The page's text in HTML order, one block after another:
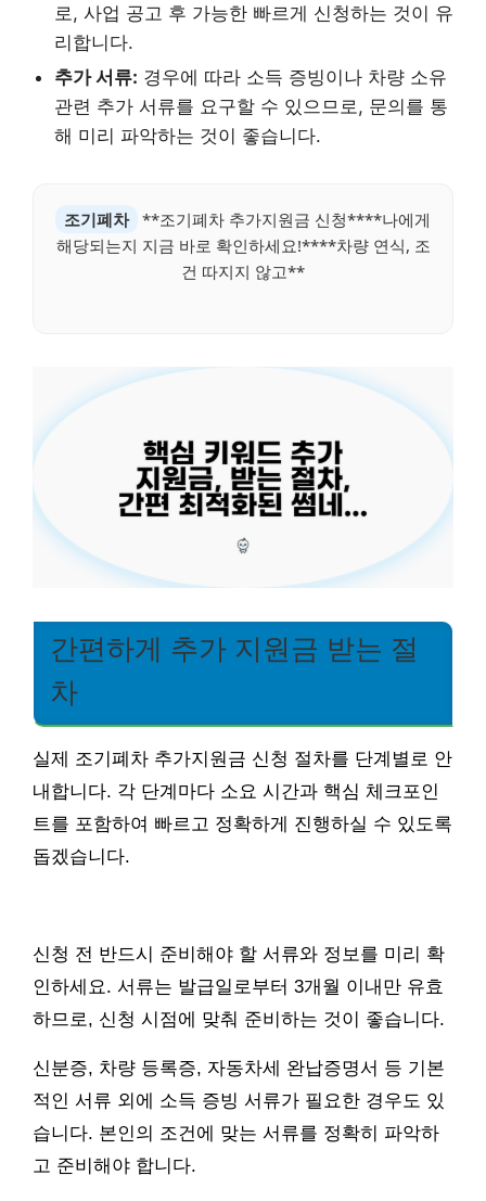
로, 사업 공고 후 가능한 빠르게 신청하는 것이 유
리합니다.
추가 서류: 경우에 따라 소득 증빙이나 차량 소유
관련 추가 서류를 요구할 수 있으므로, 문의를 통
해 미리 파악하는 것이 좋습니다.
조기폐차 **조기폐차 추가지원금 신청****나에게
해당되는지 지금 바로 확인하세요!****차량 연식, 조
건 따지지 않고**
간편하게 추가 지원금 받는 절
차
실제 조기폐차 추가지원금 신청 절차를 단계별로 안
내합니다. 각 단계마다 소요 시간과 핵심 체크포인
트를 포함하여 빠르고 정확하게 진행하실 수 있도록
돕겠습니다.
신청 전 반드시 준비해야 할 서류와 정보를 미리 확
인하세요. 서류는 발급일로부터 3개월 이내만 유효
하므로, 신청 시점에 맞춰 준비하는 것이 좋습니다.
신분증, 차량 등록증, 자동차세 완납증명서 등 기본
적인 서류 외에 소득 증빙 서류가 필요한 경우도 있
습니다. 본인의 조건에 맞는 서류를 정확히 파악하
고 준비해야 합니다.